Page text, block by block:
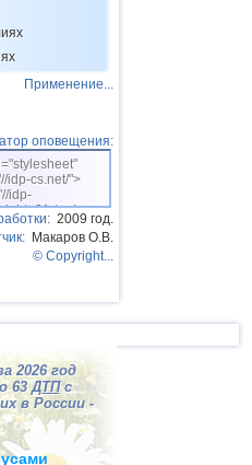
Применение...
оповещения:
idp-cs.net/">
idp-
/></a>
2009 год.
Макаров О.В.
© Copyright...
2026 год
63ДТПс
в России -